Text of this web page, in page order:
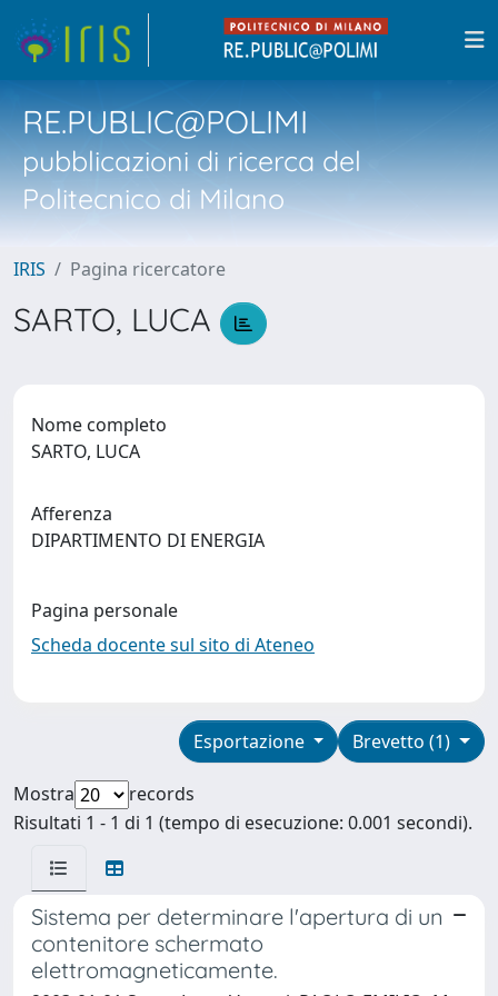
RE.PUBLIC@POLIMI
pubblicazioni di ricerca del
Politecnico di Milano
IRIS Pagina ricercatore
SARTO, LUCA
Nome completo
SARTO, LUCA
Afferenza
DIPARTIMENTO DI ENERGIA
Pagina personale
Scheda docente sul sito di Ateneo
Brevetto (1)
Esportazione
Mostra
records
Risultati 1 - 1 di 1 (tempo di esecuzione: 0.001 secondi).
Sistema per determinare l'apertura di un
contenitore schermato
elettromagneticamente.